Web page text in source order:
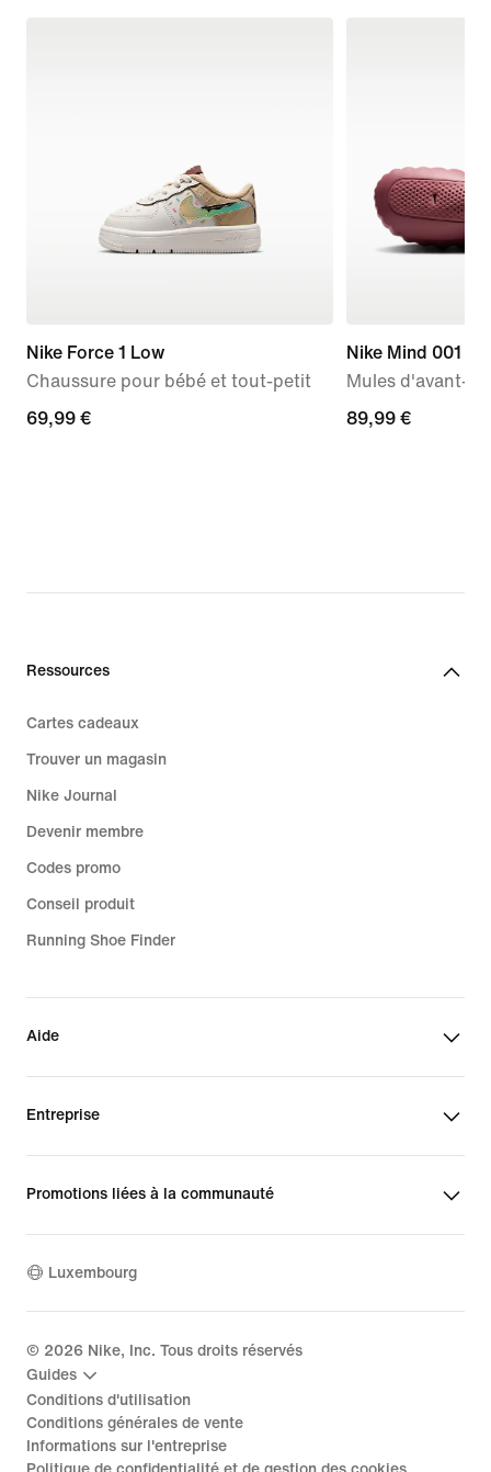
Nike Force 1 Low
Chaussure pour bébé et tout-petit
69,99 €
69,99 €
Nike Mind 001
Mules d'avant-
89,99 €
89,99 €
Ressources
Cartes cadeaux
Trouver un magasin
Nike Journal
Devenir membre
Codes promo
Conseil produit
Running Shoe Finder
Aide
Entreprise
Promotions liées à la communauté
Luxembourg
© 2026 Nike, Inc. Tous droits réservés
Guides
Conditions d'utilisation
Conditions générales de vente
Informations sur l'entreprise